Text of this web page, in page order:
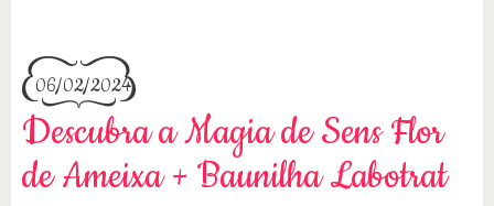
06/02/2024
Descubra a Magia de Sens Flor
de Ameixa + Baunilha Labotrat